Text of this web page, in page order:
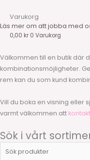
Varukorg
Läs mer om att jobba med
0,00 kr 0 Varukorg
Välkommen till en butik där
kombinationsmöjligheter.
rem kan du som kund
Vill du boka en visning eller
varmt välkommen att
Sök i vårt